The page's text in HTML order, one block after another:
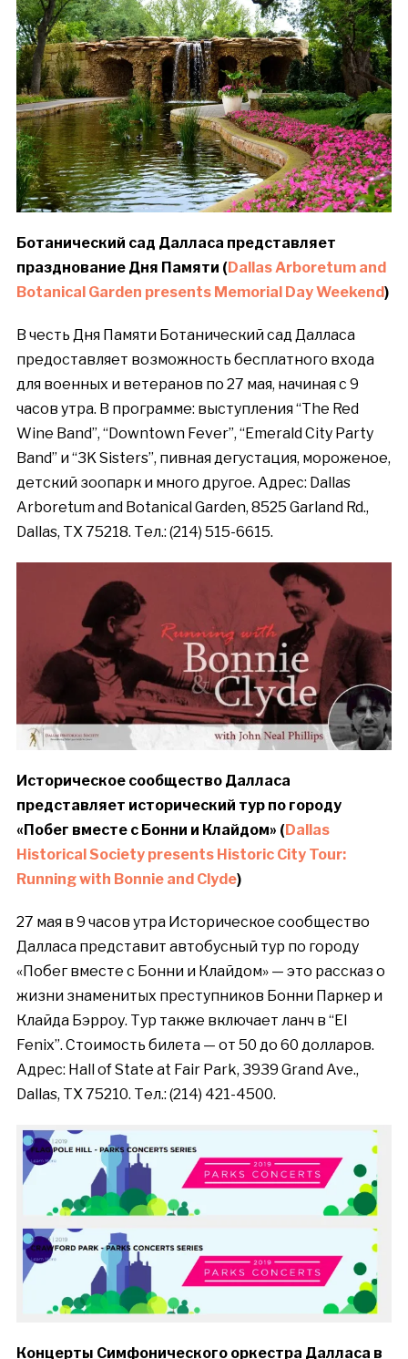
Ботанический сад Далласа представляет
празднование Дня Памяти (Dallas Arboretum and
Botanical Garden presents Memorial Day Weekend)
В честь Дня Памяти Ботанический сад Далласа
предоставляет возможность бесплатного входа
для военных и ветеранов по 27 мая, начиная с 9
часов утра. В программе: выступления “The Red
Wine Band”, “Downtown Fever”, “Emerald City Party
Band” и “3K Sisters”, пивная дегустация, мороженое,
детский зоопарк и много другое. Адрес: Dallas
Arboretum and Botanical Garden, 8525 Garland Rd.,
Dallas, TX 75218. Тел.: (214) 515-6615.
Историческое сообщество Далласа
представляет исторический тур по городу
«Побег вместе с Бонни и Клайдом» (Dallas
Historical Society presents Historic City Tour:
Running with Bonnie and Clyde)
27 мая в 9 часов утра Историческое сообщество
Далласа представит автобусный тур по городу
«Побег вместе с Бонни и Клайдом» — это рассказ о
жизни знаменитых преступников Бонни Паркер и
Клайда Бэрроу. Тур также включает ланч в “El
Fenix”. Стоимость билета — от 50 до 60 долларов.
Адрес: Hall of State at Fair Park, 3939 Grand Ave.,
Dallas, TX 75210. Тел.: (214) 421-4500.
Концерты Симфонического оркестра Далласа в